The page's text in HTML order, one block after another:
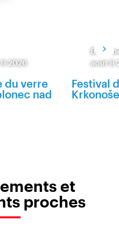
2026
du verre
nad
août 8
Festival
et
proches